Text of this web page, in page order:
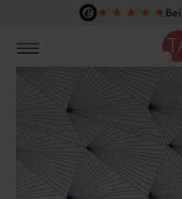
Zum Hauptinhalt springen
★ ★ ★ ★ ★